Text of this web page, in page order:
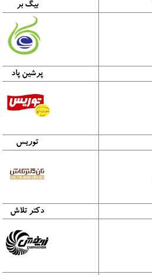
بیگ بر
پرشین پاد
توریس
دکتر تلاش